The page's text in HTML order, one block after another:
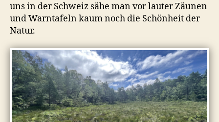
uns in der Schweiz sähe man vor lauter Zäunen
und Warntafeln kaum noch die Schönheit der
Natur.